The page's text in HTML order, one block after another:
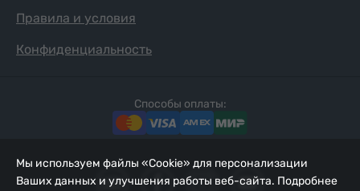
Правила и условия
Конфиденциальность
Способы оплаты:
Мы используем файлы «Cookie» для персонализации
Ваших данных и улучшения работы веб-сайта. Подробнее